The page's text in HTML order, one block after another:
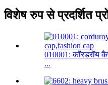
विशेष रुप से प्रदर्शित
010001: कॉरडरॉय
...